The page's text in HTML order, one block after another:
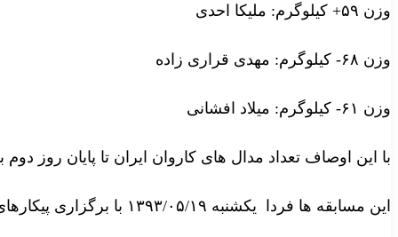
وزن ۵۹+ کیلوگرم: ملیکا احدی
وزن ۶۸- کیلوگرم: مهدی قراری زاده
وزن ۶۱- کیلوگرم: میلاد افشانی
با این اوصاف تعداد مدال های کاروان ایران تا پایان روز دوم به ۸ مدال طلا، ۳ نقره و ۵ برنز
این مسابقه ها فردا یکشنبه ۱۳۹۳/۰۵/۱۹ با برگزاری پیکارهای رده سنی زیر ۲۱ سال به پایان می رسد.